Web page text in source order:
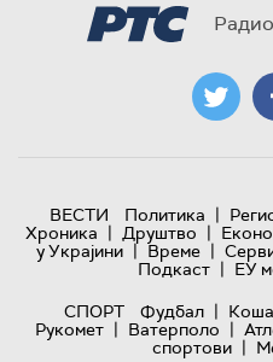
ВЕСТИ Политика |
Хроника | Друштво |
у Украјини | Време |
Подкаст | ЕУ
СПОРТ
Фудбал |
Рукомет | Ватерполо |
спортови |